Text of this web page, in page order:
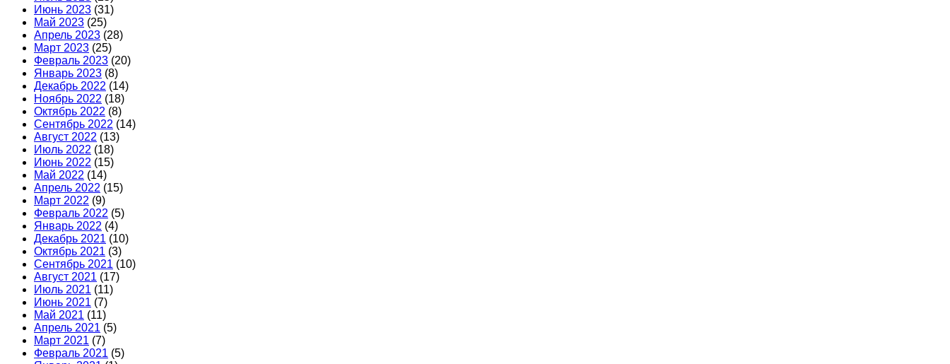
Июнь 2023 (31)
Май 2023 (25)
Апрель 2023 (28)
Март 2023 (25)
Февраль 2023 (20)
Январь 2023 (8)
Декабрь 2022 (14)
Ноябрь 2022 (18)
Октябрь 2022 (8)
Сентябрь 2022 (14)
Август 2022 (13)
Июль 2022 (18)
Июнь 2022 (15)
Май 2022 (14)
Апрель 2022 (15)
Март 2022 (9)
Февраль 2022 (5)
Январь 2022 (4)
Декабрь 2021 (10)
Октябрь 2021 (3)
Сентябрь 2021 (10)
Август 2021 (17)
Июль 2021 (11)
Июнь 2021 (7)
Май 2021 (11)
Апрель 2021 (5)
Март 2021 (7)
Февраль 2021 (5)